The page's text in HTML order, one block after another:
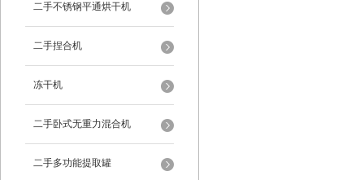
二手不锈钢平通烘干机
二手捏合机
冻干机
二手卧式无重力混合机
二手多功能提取罐